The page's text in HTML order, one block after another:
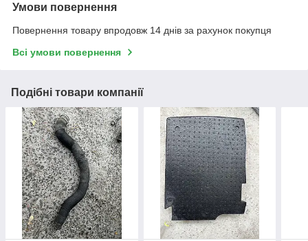
Умови повернення
Повернення товару впродовж 14 днів за рахунок покупця
Всі умови повернення
Подібні товари компанії